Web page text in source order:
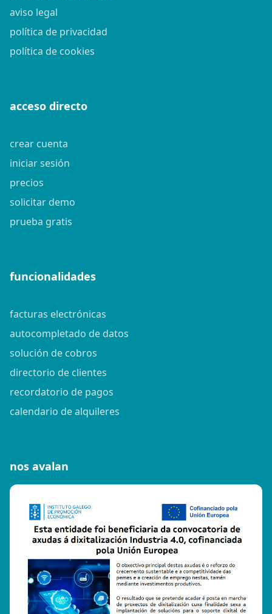
aviso legal
política de privacidad
política de cookies
acceso directo
crear cuenta
iniciar sesión
precios
solicitar demo
prueba gratis
funcionalidades
facturas electrónicas
autocompletado de datos
solución de cobros
directorio de clientes
recordatorio de pagos
calendario de alquileres
nos avalan